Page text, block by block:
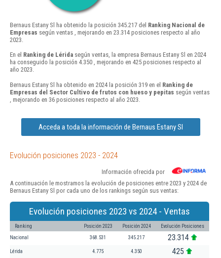
Bernaus Estany Sl ha obtenido la posición 345.217 del Ranking Nacional de
Empresas según ventas , mejorando en 23.314 posiciones respecto al año
2023.
En el Ranking de Lérida según ventas, la empresa Bernaus Estany Sl en 2024
ha conseguido la posición 4.350 , mejorando en 425 posiciones respecto al
año 2023.
Bernaus Estany Sl ha obtenido en 2024 la posición 319 en el Ranking de
Empresas del Sector Cultivo de frutos con hueso y pepitas según ventas
, mejorando en 36 posiciones respecto al año 2023.
Acceda a toda la información de Bernaus Estany Sl
Evolución posiciones 2023 - 2024
Información ofrecida por
A continuación le mostramos la evolución de posiciones entre 2023 y 2024 de
Bernaus Estany Sl por cada uno de los rankings según sus ventas:
Evolución posiciones 2023 vs 2024 - Ventas
Ranking Posición 2023 Posición 2024 Evolución Posiciones
Nacional 368.531 345.217 23.314
Lérida 4.775 4.350 425